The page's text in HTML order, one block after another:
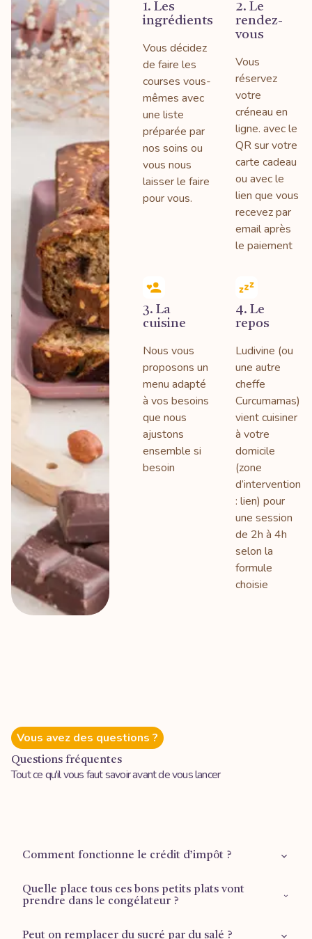
1. Les
ingrédients
Vous décidez
de faire les
courses vous-
mêmes avec
une liste
préparée par
nos soins ou
vous nous
laisser le faire
pour vous.
2. Le
rendez-
vous
Vous
réservez
votre
créneau en
ligne. avec le
QR sur votre
carte cadeau
ou avec le
lien que vous
recevez par
email après
le paiement
3. La
cuisine
Nous vous
proposons un
menu adapté
à vos besoins
que nous
ajustons
ensemble si
besoin
4. Le
repos
Ludivine (ou
une autre
cheffe
Curcumamas)
vient cuisiner
à votre
domicile
(zone
d’intervention
: lien) pour
une session
de 2h à 4h
selon la
formule
choisie
Vous avez des questions ?
Questions fréquentes
Tout ce qu'il vous faut savoir avant de vous lancer
Comment fonctionne le crédit d’impôt ?
Retrouvez plus d'informations sur lapage dédiée
Quelle place tous ces bons petits plats vont
prendre dans le congélateur ?
Peut on remplacer du sucré par du salé ?